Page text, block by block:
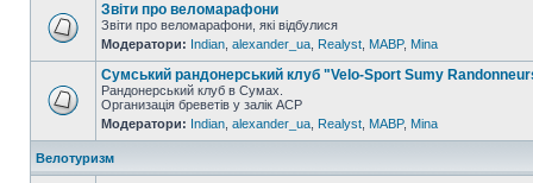
Звіти про веломарафони
Звіти про веломарафони, які відбулися
Модератори: Indian alexander_ua Realyst MABP, Mina
Сумський рандонерський клуб "Velo-Sport Sumy
Рандонерський клуб в Сумах.
Организація бреветів у залік АСР
Модератори: Indian alexander_ua Realyst MABP, Mina
Велотуризм